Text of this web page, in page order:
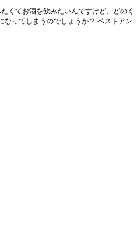
くてお酒を飲みたいんですけど、どのく
なってしまうのでしょうか？ ベストアン